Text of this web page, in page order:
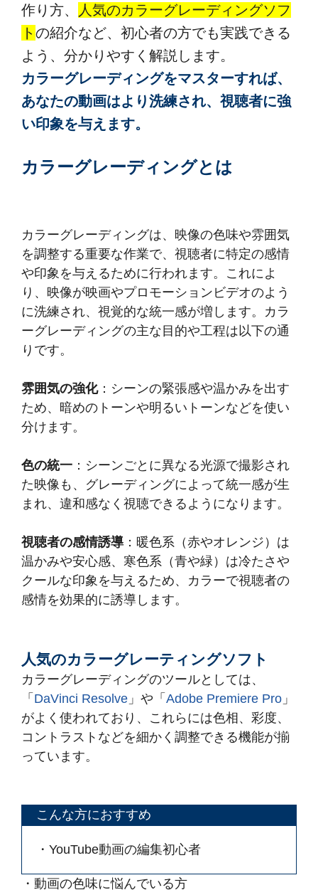
作り方、
人気のカラーグレーディングソフ
ト の紹介など、初心者の方でも実践できる
よう、分かりやすく解説します。
カラーグレーディングをマスターすれば、
あなたの動画はより洗練され、視聴者に強
い印象を与えます。
カラーグレーディングとは
カラーグレーディングは、映像の色味や雰囲気
を調整する重要な作業で、視聴者に特定の感情
や印象を与えるために行われます。これによ
り、映像が映画やプロモーションビデオのよう
に洗練され、視覚的な統一感が増します。カラ
ーグレーディングの主な目的や工程は以下の通
りです。
雰囲気の強化：シーンの緊張感や温かみを出す
ため、暗めのトーンや明るいトーンなどを使い
分けます。
色の統一 ：シーンごとに異なる光源で撮影され
た映像も、グレーディングによって統一感が生
まれ、違和感なく視聴できるようになります。
視聴者の感情誘導 ：暖色系（赤やオレンジ）は
温かみや安心感、寒色系（青や緑）は冷たさや
クールな印象を与えるため、カラーで視聴者の
感情を効果的に誘導します。
人気のカラーグレーティングソフト
カラーグレーディングのツールとしては、
「 DaVinci Resolve 」や「 Adobe Premiere Pro 」
がよく使われており、これらには色相、彩度、
コントラストなどを細かく調整できる機能が揃
っています。
こんな方におすすめ
・YouTube動画の編集初心者
・動画の色味に悩んでいる方